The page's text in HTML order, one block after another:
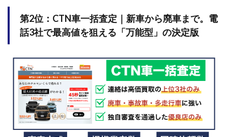
複数
の買
取業
から
高額
査定
が出
やす
い
4.3
車買
第2位：CTN車一括査定｜ 新車から廃車まで。電
話3社で最高値を狙える「万能型」の決定版